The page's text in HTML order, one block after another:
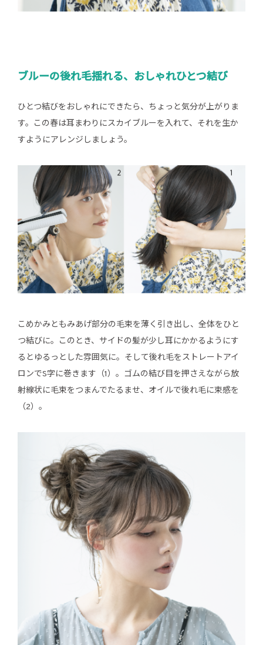
ブルーの後れ毛揺れる、おしゃれひとつ結び
ひとつ結びをおしゃれにできたら、ちょっと気分が上がりま
す。この春は耳まわりにスカイブルーを入れて、それを生か
すようにアレンジしましょう。
こめかみともみあげ部分の毛束を薄く引き出し、全体をひと
つ結びに。このとき、サイドの髪が少し耳にかかるようにす
るとゆるっとした雰囲気に。そして後れ毛をストレートアイ
ロンでS字に巻きます（1）。ゴムの結び目を押さえながら放
射線状に毛束をつまんでたるませ、オイルで後れ毛に束感を
（2）。